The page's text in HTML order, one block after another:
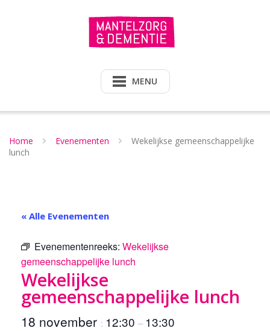
MENU
Home Evenementen
Wekelijkse gemeenschappelijke
lunch
« Alle Evenementen
Evenementenreeks: Wekelijkse
gemeenschappelijke lunch
Wekelijkse
gemeenschappelijke lunch
18 november : 12:30 – 13:30